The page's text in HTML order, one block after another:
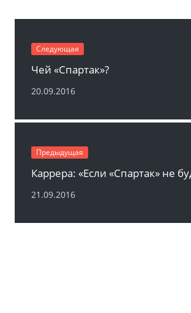
Следующая
Чей «Спартак»?
20.09.2016
Предыдущая
21.09.2016